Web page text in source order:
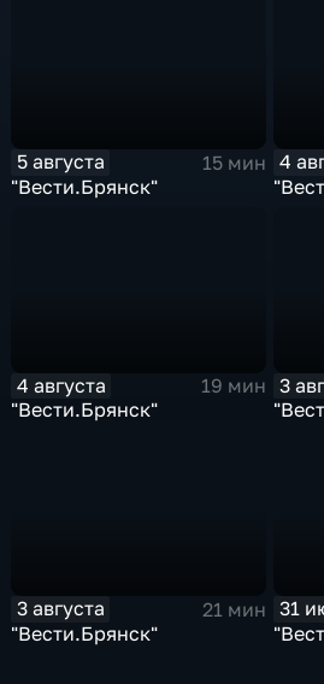
5 августа
15 мин
"Вести.Брянск"
4
4 августа
19 мин
"Вести.Брянск"
3
3 августа
21 мин
"Вести.Брянск"
31